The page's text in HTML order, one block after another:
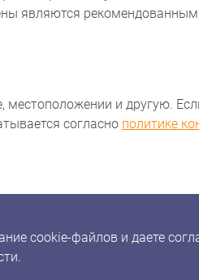
являются
местоположении и другую.
согласно политике
cookie-файлов и даете